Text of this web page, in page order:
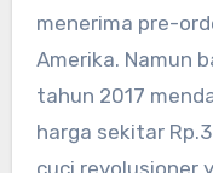
menerima pre-
Amerika. Namun
tahun 2017
harga sekitar
cuci revolusioner